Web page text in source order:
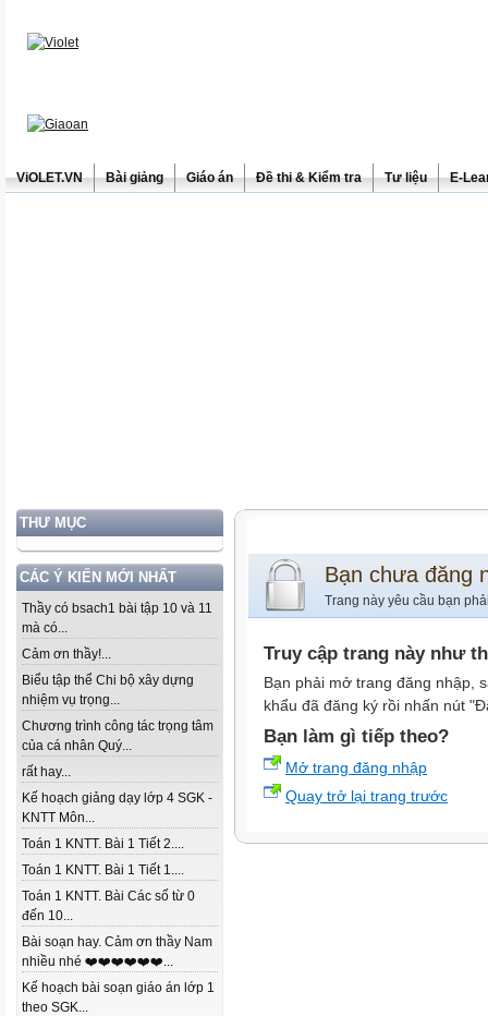
ViOLET.VN Bài giảng Giáo án Đề thi & Kiểm tra Tư liệu E-
THƯ MỤC
CÁC Ý KIẾN MỚI NHẤT
Thầy có bsach1 bài tập 10 và 11
mà có...
Cảm ơn thầy!...
Biểu tập thể Chi bộ xây dựng
nhiệm vụ trọng...
Chương trình công tác trọng tâm
của cá nhân Quý...
rất hay...
Kế hoạch giảng dạy lớp 4 SGK -
KNTT Môn...
Toán 1 KNTT. Bài 1 Tiết 2....
Toán 1 KNTT. Bài 1 Tiết 1....
Toán 1 KNTT. Bài Các số từ 0
đến 10...
Bài soạn hay. Cảm ơn thầy Nam
nhiều nhé ❤️❤️❤️❤️❤️❤️...
Kế hoạch bài soạn giáo án lớp 1
theo SGK...
Bạn chưa đăng
Trang này yêu cầu bạn
Truy cập trang này như
Bạn phải mở trang đăng nhập,
khẩu đã đăng ký rồi nhấn nút
Bạn làm gì tiếp theo?
Mở trang đăng nhập
Quay trở lại trang trước